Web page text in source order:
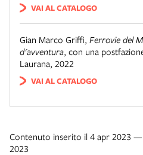
VAI AL CATALOGO
Gian Marco Griffi, Ferrovie del
d'avventura, con una
Laurana, 2022
VAI AL CATALOGO
Contenuto inserito il 4 apr 2023
2023